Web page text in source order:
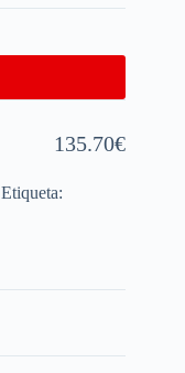
135.70€
Etiqueta: